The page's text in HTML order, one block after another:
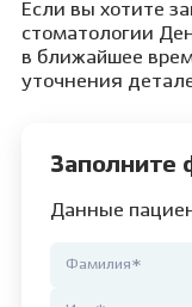
Если вы хотите
стоматологии
в ближайшее
уточнения
Заполните
Данные